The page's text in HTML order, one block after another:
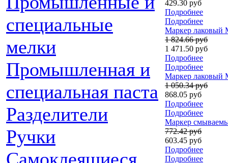
специальные
мелки
Промышленная и
специальная паста
Разделители
Ручки
429.30 руб
Подробнее
Подробнее
Маркер лаковый
1 824.66 руб
1 471.50 руб
Подробнее
Подробнее
Маркер лаковый
1 050.34 руб
868.05 руб
Подробнее
Подробнее
Маркер
772.42 руб
603.45 руб
Подробнее
Подробнее